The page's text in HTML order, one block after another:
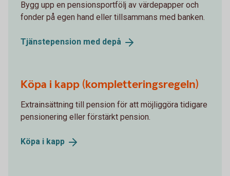
Bygg upp en pensionsportfölj av värdepapper och
fonder på egen hand eller tillsammans med banken.
Tjänstepension med depå
Köpa i kapp (kompletteringsregeln)
Extrainsättning till pension för att möjliggöra tidigare
pensionering eller förstärkt pension.
Köpa i kapp